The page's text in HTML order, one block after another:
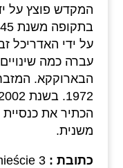
על ידי האדריכל
עברה כמה
הכתיר את
משנית.
כתובת :